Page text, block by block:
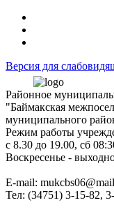
Версия для
Районное
"Баймакская
муниципального
Режим работы
с 8.30 до 19.00, сб
Воскресенье -
Е-mail:
Тел: (34751) 3-15-82,